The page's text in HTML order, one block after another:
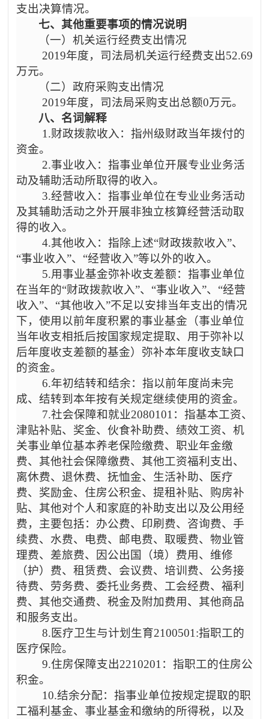
支出决算情况。
七、其他重要事项的情况说明
（一）机关运行经费支出情况
2019年度，司法局机关运行经费支出52.69
万元。
（二）政府采购支出情况
2019年度，司法局采购支出总额0万元。
八、名词解释
1.财政拨款收入：指州级财政当年拨付的
资金。
2.事业收入：指事业单位开展专业业务活
动及辅助活动所取得的收入。
3.经营收入：指事业单位在专业业务活动
及其辅助活动之外开展非独立核算经营活动取
得的收入。
4.其他收入：指除上述“财政拨款收入”、
“事业收入”、“经营收入”等以外的收入。
5.用事业基金弥补收支差额：指事业单位
在当年的“财政拨款收入”、“事业收入”、“经营
收入”、“其他收入”不足以安排当年支出的情况
下，使用以前年度积累的事业基金（事业单位
当年收支相抵后按国家规定提取、用于弥补以
后年度收支差额的基金）弥补本年度收支缺口
的资金。
6.年初结转和结余：指以前年度尚未完
成、结转到本年按有关规定继续使用的资金。
7.社会保障和就业2080101：指基本工资、
津贴补贴、奖金、伙食补助费、绩效工资、机
关事业单位基本养老保险缴费、职业年金缴
费、其他社会保障缴费、其他工资福利支出、
离休费、退休费、抚恤金、生活补助、医疗
费、奖励金、住房公积金、提租补贴、购房补
贴、其他对个人和家庭的补助支出以及公用经
费，主要包括：办公费、印刷费、咨询费、手
续费、水费、电费、邮电费、取暖费、物业管
理费、差旅费、因公出国（境）费用、维修
（护）费、租赁费、会议费、培训费、公务接
待费、劳务费、委托业务费、工会经费、福利
费、其他交通费、税金及附加费用、其他商品
和服务支出。
8.医疗卫生与计划生育2100501:指职工的
医疗保险。
9.住房保障支出2210201：指职工的住房公
积金。
10.结余分配：指事业单位按规定提取的职
工福利基金、事业基金和缴纳的所得税，以及